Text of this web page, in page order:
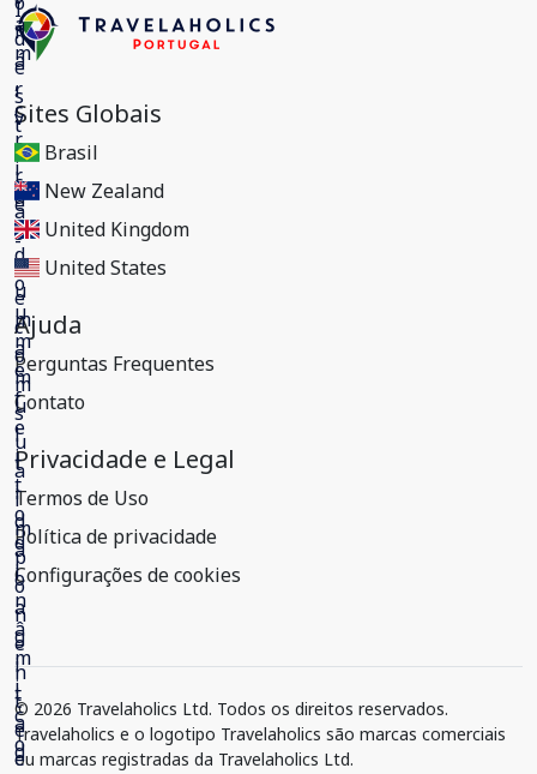
Sites Globais
Brasil
New Zealand
United Kingdom
United States
Ajuda
Perguntas Frequentes
Contato
Privacidade e Legal
Termos de Uso
Política de privacidade
Configurações de cookies
© 2026 Travelaholics Ltd. Todos os direitos reservados.
Travelaholics e o logotipo Travelaholics são marcas comerciais
ou marcas registradas da Travelaholics Ltd.